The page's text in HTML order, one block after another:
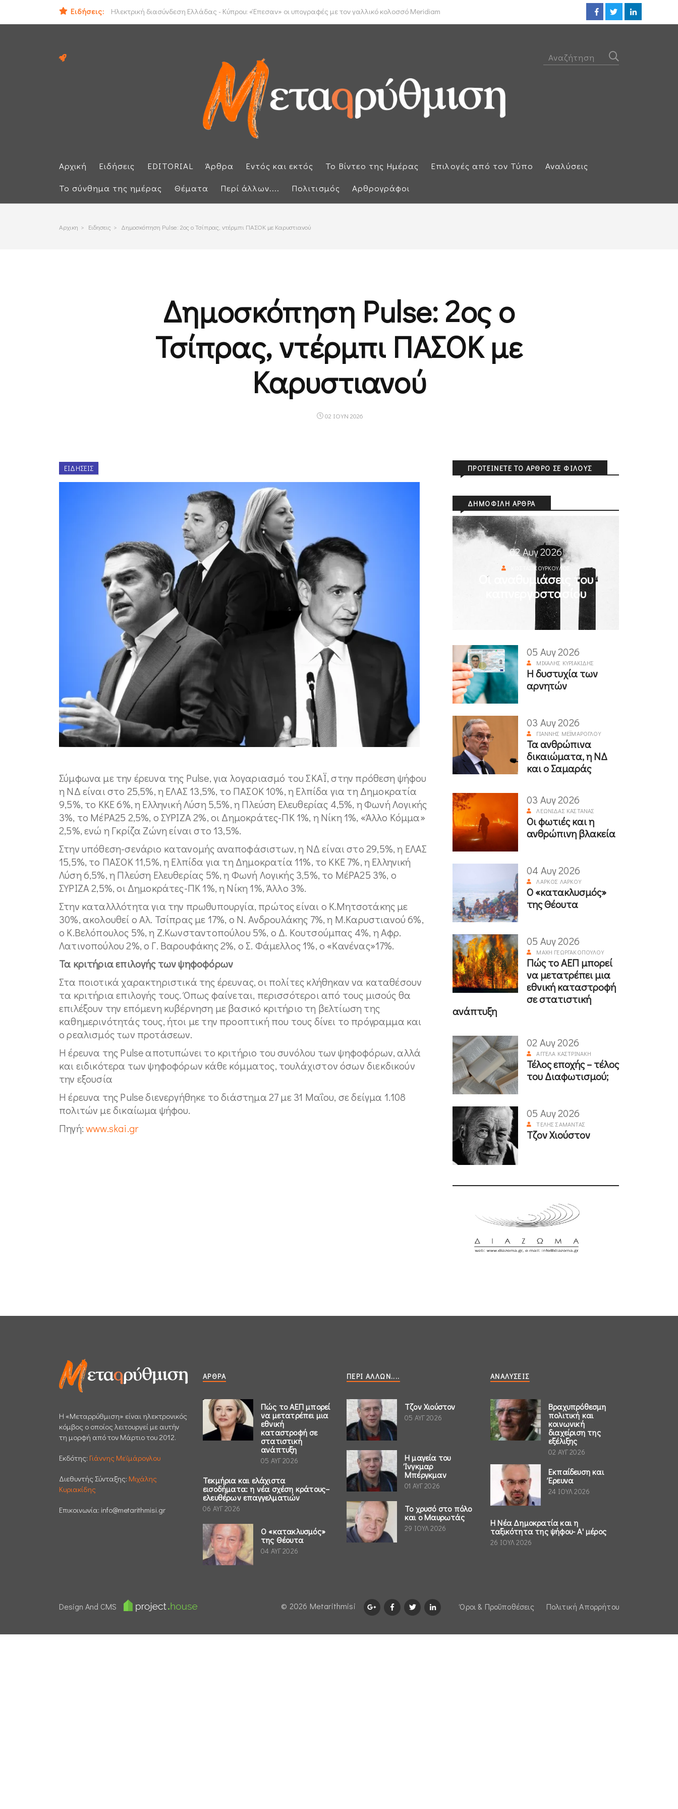
Ειδήσεις:
Ηλεκτρική διασύνδεση Ελλάδας - Κύπρου: «Έπεσαν» οι υπογραφές με τον γαλλικό κολοσσό Meridiam
ΕΕ: Αλληλεγγύη στην Ισπανία και έμφαση στην προστασία των εξωτερικών συνόρων μετά την έκτακτη ... Οι ΗΠΑ βλέπουν συμφωνία
Αρχική Ειδήσεις EDITORIAL Άρθρα Εντός και εκτός Το Βίντεο της Ημέρας Επιλογές από τον Τύπο
Αναλύσεις
Το σύνθημα της ημέρας
Θέματα Περί άλλων.... Πολιτισμός Αρθρογράφοι
Αρχικη > Ειδησεις > Δημοσκόπηση Pulse: 2ος ο Τσίπρας, ντέρμπι ΠΑΣΟΚ με Καρυστιανού
Δημοσκόπηση Pulse: 2ος ο
Τσίπρας, ντέρμπι ΠΑΣΟΚ με
Καρυστιανού
02 ΙΟΥΝ 2026
ΕΙΔΉΣΕΙΣ
Σύμφωνα με την έρευνα της Pulse, για λογαριασμό του ΣΚΑΪ, στην πρόθεση ψήφου
η ΝΔ είναι στο 25,5%, η ΕΛΑΣ 13,5%, το ΠΑΣΟΚ 10%, η Ελπίδα για τη Δημοκρατία
9,5%, το ΚΚΕ 6%, η Ελληνική Λύση 5,5%, η Πλεύση Ελευθερίας 4,5%, η Φωνή Λογικής
3%, το ΜέΡΑ25 2,5%, ο ΣΥΡΙΖΑ 2%, οι Δημοκράτες-ΠΚ 1%, η Νίκη 1%, «Άλλο Κόμμα»
2,5%, ενώ η Γκρίζα Ζώνη είναι στο 13,5%.
Στην υπόθεση-σενάριο κατανομής αναποφάσιστων, η ΝΔ είναι στο 29,5%, η ΕΛΑΣ
15,5%, το ΠΑΣΟΚ 11,5%, η Ελπίδα για τη Δημοκρατία 11%, το ΚΚΕ 7%, η Ελληνική
Λύση 6,5%, η Πλεύση Ελευθερίας 5%, η Φωνή Λογικής 3,5%, το ΜέΡΑ25 3%, ο
ΣΥΡΙΖΑ 2,5%, οι Δημοκράτες-ΠΚ 1%, η Νίκη 1%, Άλλο 3%.
Στην καταλλλότητα για την πρωθυπουργία, πρώτος είναι ο Κ.Μητσοτάκης με
30%, ακολουθεί ο Αλ. Τσίπρας με 17%, ο Ν. Ανδρουλάκης 7%, η Μ.Καρυστιανού 6%,
ο Κ.Βελόπουλος 5%, η Ζ.Κωνσταντοπούλου 5%, ο Δ. Κουτσούμπας 4%, η Αφρ.
Λατινοπούλου 2%, ο Γ. Βαρουφάκης 2%, ο Σ. Φάμελλος 1%, ο «Κανένας»17%.
Τα κριτήρια επιλογής των ψηφοφόρων
Στα ποιοτικά χαρακτηριστικά της έρευνας, οι πολίτες κλήθηκαν να καταθέσουν
τα κριτήρια επιλογής τους. Όπως φαίνεται, περισσότεροι από τους μισούς θα
επιλέξουν την επόμενη κυβέρνηση με βασικό κριτήριο τη βελτίωση της
καθημερινότητάς τους, ήτοι με την προοπτική που τους δίνει το πρόγραμμα και
ο ρεαλισμός των προτάσεων.
Η έρευνα της Pulse αποτυπώνει το κριτήριο του συνόλου των ψηφοφόρων, αλλά
και ειδικότερα των ψηφοφόρων κάθε κόμματος, τουλάχιστον όσων διεκδικούν
την εξουσία
Η έρευνα της Pulse διενεργήθηκε το διάστημα 27 με 31 Μαΐου, σε δείγμα 1.108
πολιτών με δικαίωμα ψήφου.
Πηγή:www.skai.gr
ΠΡΟΤΕΊΝΕΤΕ ΤΟ ΆΡΘΡΟ ΣΕ ΦΊΛΟΥΣ
ΔΗΜΟΦΙΛΉ ΆΡΘΡΑ
02 Αυγ 2026
ΚΏΣΤΑΣ ΚΟΎΡΚΟΥΛΟΣ
Οι αναθυμιάσεις του
καπνεργοστασίου
05 Αυγ 2026
ΜΙΧΆΛΗΣ ΚΥΡΙΑΚΊΔΗΣ
Η δυστυχία των
αρνητών
03 Αυγ 2026
ΓΙΆΝΝΗΣ ΜΕΪΜΆΡΟΓΛΟΥ
Τα ανθρώπινα
δικαιώματα, η ΝΔ
και ο Σαμαράς
03 Αυγ 2026
ΛΕΩΝΊΔΑΣ ΚΑΣΤΑΝΆΣ
Οι φωτιές και η
ανθρώπινη βλακεία
04 Αυγ 2026
ΛΆΡΚΟΣ ΛΆΡΚΟΥ
Ο «κατακλυσμός»
της Θέουτα
05 Αυγ 2026
ΜΆΧΗ ΓΕΩΡΓΑΚΟΠΟΎΛΟΥ
Πώς το ΑΕΠ μπορεί
να μετατρέπει μια
εθνική καταστροφή
σε στατιστική
ανάπτυξη
02 Αυγ 2026
ΑΓΓΈΛΑ ΚΑΣΤΡΙΝΆΚΗ
Τέλος εποχής – τέλος
του Διαφωτισμού;
05 Αυγ 2026
ΤΈΛΗΣ ΣΑΜΑΝΤΆΣ
Τζον Χιούστον
H «Μεταρρύθμιση» είναι ηλεκτρονικός
κόμβος ο οποίος λειτουργεί με αυτήν
τη μορφή από τον Μάρτιο του 2012.
Εκδότης: Γιάννης Μεϊμάρογλου
Διεθυντής Σύνταξης: Μιχάλης
Κυριακίδης
Επικοινωνία: info@metarithmisi.gr
ΆΡΘΡΑ
Πώς το ΑΕΠ μπορεί
να μετατρέπει μια
εθνική
καταστροφή σε
στατιστική
ανάπτυξη
05 ΑΥΓ 2026
Τεκμήρια και ελάχιστα
εισοδήματα: η νέα σχέση κράτους–
ελευθέρων επαγγελματιών
06 ΑΥΓ 2026
Ο «κατακλυσμός»
της Θέουτα
04 ΑΥΓ 2026
ΠΕΡΊ ΆΛΛΩΝ....
Τζον Χιούστον
05 ΑΥΓ 2026
Η μαγεία του
Ίνγκμαρ
Μπέργκμαν
01 ΑΥΓ 2026
Το χρυσό στο πόλο
και ο Μαυρωτάς
29 ΙΟΥΛ 2026
ΑΝΑΛΎΣΕΙΣ
Βραχυπρόθεσμη
πολιτική και
κοινωνική
διαχείριση της
εξέλιξης
02 ΑΥΓ 2026
Εκπαίδευση και
Έρευνα
24 ΙΟΥΛ 2026
Η Νέα Δημοκρατία και η
ταξικότητα της ψήφου- Α' μέρος
26 ΙΟΥΛ 2026
Design And CMS Όροι & Προϋποθέσεις Πολιτική Απορρήτου
© 2026 Μetarithmisi